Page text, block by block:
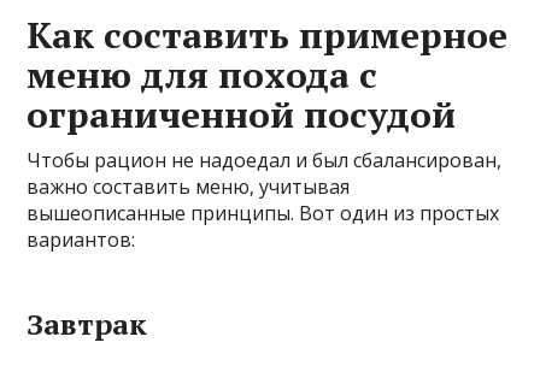
Как составить примерное
меню для похода с
ограниченной посудой
Чтобы рацион не надоедал и был сбалансирован,
важно составить меню, учитывая
вышеописанные принципы. Вот один из простых
вариантов:
Завтрак